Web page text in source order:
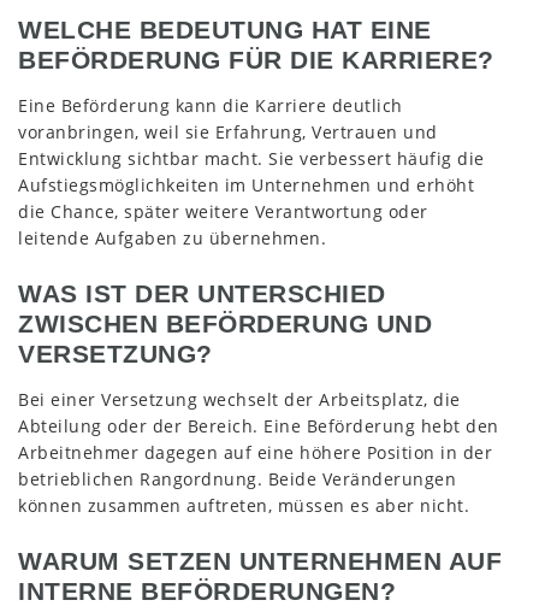
WELCHE BEDEUTUNG HAT EINE
BEFÖRDERUNG FÜR DIE KARRIERE?
Eine Beförderung kann die Karriere deutlich
voranbringen, weil sie Erfahrung, Vertrauen und
Entwicklung sichtbar macht. Sie verbessert häufig die
Aufstiegsmöglichkeiten im Unternehmen und erhöht
die Chance, später weitere Verantwortung oder
leitende Aufgaben zu übernehmen.
WAS IST DER UNTERSCHIED
ZWISCHEN BEFÖRDERUNG UND
VERSETZUNG?
Bei einer Versetzung wechselt der Arbeitsplatz, die
Abteilung oder der Bereich. Eine Beförderung hebt den
Arbeitnehmer dagegen auf eine höhere Position in der
betrieblichen Rangordnung. Beide Veränderungen
können zusammen auftreten, müssen es aber nicht.
WARUM SETZEN UNTERNEHMEN AUF
INTERNE BEFÖRDERUNGEN?